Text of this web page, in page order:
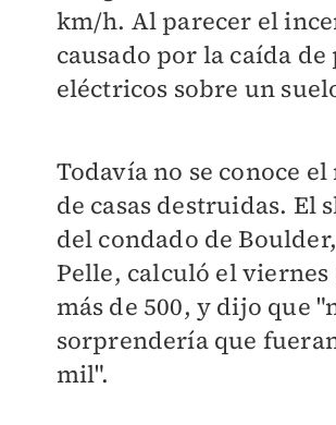
km/h. Al parecer el
causado por la caída de
eléctricos sobre un
Todavía no se conoce
de casas destruidas. El
del condado de
Pelle, calculó el viernes
más de 500, y dijo que
sorprendería que
mil".